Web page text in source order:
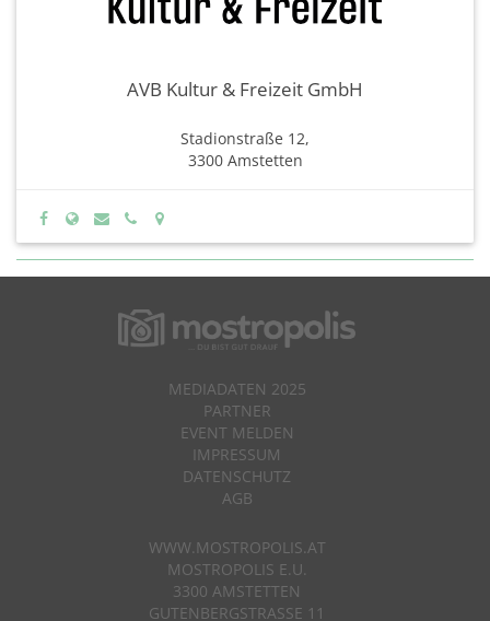
AVB Kultur & Freizeit GmbH
Stadionstraße 12,
3300 Amstetten
MEDIADATEN 2025
PARTNER
EVENT MELDEN
IMPRESSUM
DATENSCHUTZ
AGB
WWW.MOSTROPOLIS.AT
MOSTROPOLIS E.U.
3300 AMSTETTEN
GUTENBERGSTRASSE 11